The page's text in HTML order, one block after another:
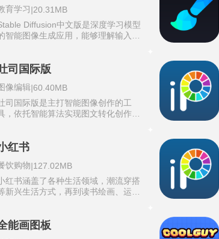
标准效果。剪辑蒙版和图层蒙版实现
损编辑，调整上层内容的显示范围而
破坏原始像素。
左侧落笔内容即可高速产出规整的几
图形。速拍插画环节调动手机摄像头
拍扫描实体素材，拍照后该相片可以
调整功能集中在屏幕两侧的滑轨上，
长按红圈即可用两根手指调控画板的倾
角度与放大倍数。延时摄影在作画全
期内静默开启，自动抽取每一步笔刷
作的片段并剪辑为高清作品回顾短视
。
育学习|20.31MB
Diffusion中文版是深度学习模型
智能图像生成应用，能够理解输入的
节区分了正向描述定义所需内容，与
列通道。通过网络终端在浏览器中直
访问，所有生成与处理行为都在使用
自有硬件上完成，图片数据始终不离
示全部切换为简体中文显示。
司国际版
像编辑|60.40MB
司国际版是主打智能图像创作的工
，依托智能算法实现图文转化创作，
海外区域打造，适配多地语言与使用
爱好者进行创意作画。平台内置丰富
创作风格与画面模板，涵盖写实、艺
涂鸦等多种视觉类型，无需专业绘画
，灵活打造专属作品。同时还支持对
有画面进行二次优化、风格重塑，拓
红书
饮购物|127.02MB
红书涵盖了各种生活领域，潮流穿搭
新兴生活方式，再到读书绘画、运动
的 “种草” 能力，用户分享的产品使
能画图板